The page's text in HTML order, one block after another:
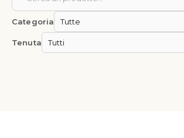
Categoria
Tenuta